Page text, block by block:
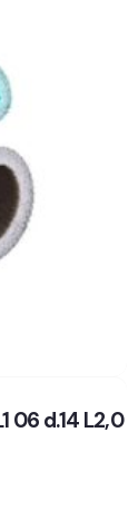
06 d.14 L2,0